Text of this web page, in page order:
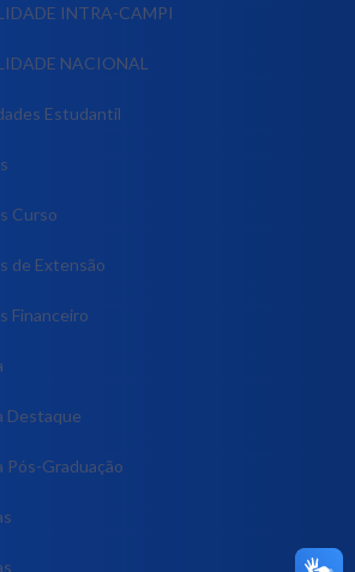
INTRA-CAMPI
NACIONAL
Estudantil
Curso
de Extensão
Financeiro
Destaque
Pós-Graduação